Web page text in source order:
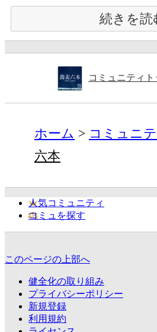
続きを読
コミュニティ
ホーム コミュニ
六本
人気コミュニティ
コミュを探す
このページの上部へ
健全化の取り組み
プライバシーポリシー
新規登録
利用規約